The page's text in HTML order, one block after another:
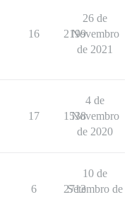
16 2199
26 de
Novembro
de 2021
17 1538
4 de
Novembro
de 2020
6 2713
10 de
Setembro de